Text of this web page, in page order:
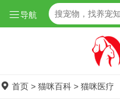
导航
首页 > 猫咪百科 > 猫咪医疗